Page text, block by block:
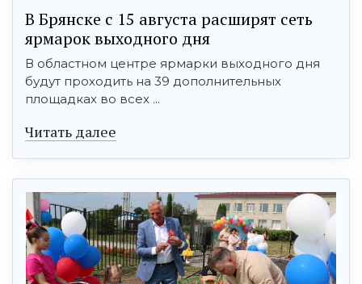
В Брянске с 15 августа расширят сеть
ярмарок выходного дня
В областном центре ярмарки выходного дня
будут проходить на 39 дополнительных
площадках во всех ...
Читать далее